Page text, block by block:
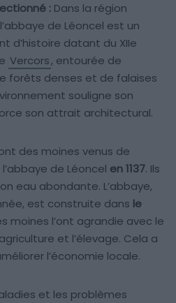
: Dans la région
de Léoncel est un
d’histoire datant du XIIe
Vercors, entourée de
forêts denses et de falaises
souligne son
son attrait architectural.
des moines venus de
de Léoncel en 1137. Ils
eau abondante. L’abbaye,
est construite dans le
moines l’ont agrandie avec le
et l’élevage. Cela a
l’économie locale.
et les problèmes